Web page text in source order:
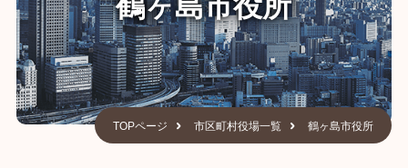
TOPページ 市区町村役場一覧 鶴ヶ島市役所